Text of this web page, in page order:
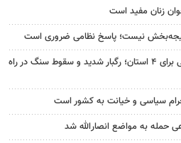
زنان مفید است
نیست؛ پاسخ نظامی ضروری است
هشدار نارنجی هواشناسی برای ۴ استان؛ رگبار شدید و سقوط سنگ در راه
سیاسی و خیانت به کشور است
به مواضع انصارالله شد